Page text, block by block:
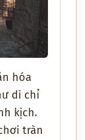
hóa
di chỉ
kịch.
tràn